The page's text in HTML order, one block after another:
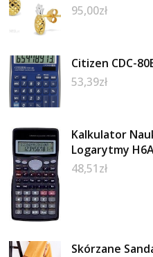
95,00zł
Citizen CDC-
53,39zł
Kalkulator
Logarytmy
48,51zł
Skórzane